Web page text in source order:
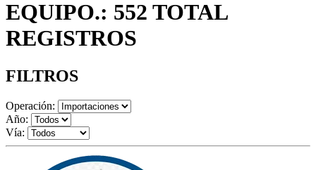
EQUIPO.: 552 TOTAL
REGISTROS
FILTROS
Operación:
Año:
Vía: